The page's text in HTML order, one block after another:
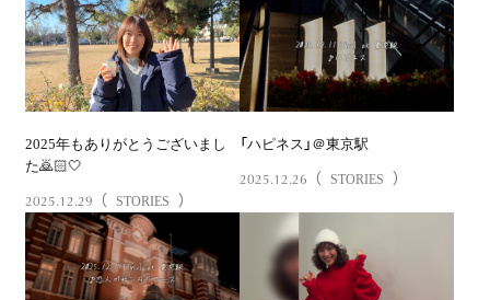
2025年もありがとうございまし
た🙇🏻🤍
2025.12.29 （ STORIES ）
「ハピネス」＠東京駅
2025.12.26 （ STORIES ）